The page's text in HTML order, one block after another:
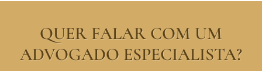
QUER FALAR COM UM
ADVOGADO ESPECIALISTA?